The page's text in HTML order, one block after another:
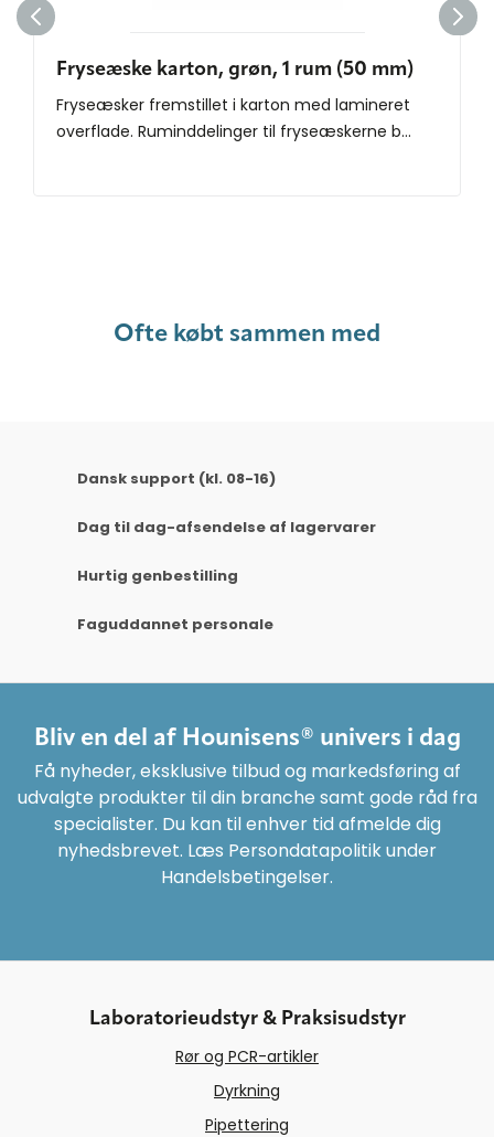
Fryseæske karton, grøn, 1 rum (50 mm)
Fryseæsker fremstillet i karton med lamineret
overflade. Ruminddelinger til fryseæskerne b...
Ofte købt sammen med
Dansk support (kl. 08-16)
Dag til dag-afsendelse af lagervarer
Hurtig genbestilling
Faguddannet personale
Bliv en del af Hounisens® univers i dag
Få nyheder, eksklusive tilbud og markedsføring af
udvalgte produkter til din branche samt gode råd fra
specialister. Du kan til enhver tid afmelde dig
nyhedsbrevet. Læs Persondatapolitik under
Handelsbetingelser.
Laboratorieudstyr & Praksisudstyr
Rør og PCR-artikler
Dyrkning
Pipettering